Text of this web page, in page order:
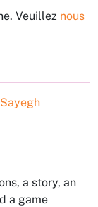
Veuillez nous
a story, an
a game